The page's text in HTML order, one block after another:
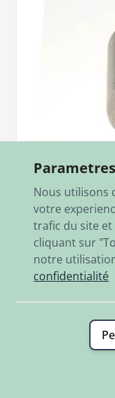
SKU
Bodeneinsatz
Nous utilisons
votre
trafic du site
cliquant sur
notre
confidentialité